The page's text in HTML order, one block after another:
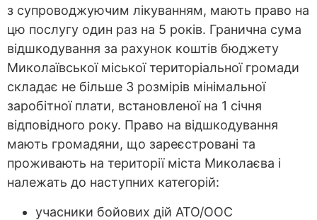
з супроводжуючим лікуванням, мають право на
цю послугу один раз на 5 років. Гранична сума
відшкодування за рахунок коштів бюджету
Миколаївської міської територіальної громади
складає не більше 3 розмірів мінімальної
заробітної плати, встановленої на 1 січня
відповідного року. Право на відшкодування
мають громадяни, що зареєстровані та
проживають на території міста Миколаєва і
належать до наступних категорій:
учасники бойових дій АТО/ООС